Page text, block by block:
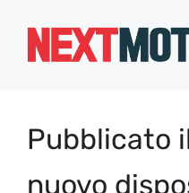
Pubblicato
nuovo